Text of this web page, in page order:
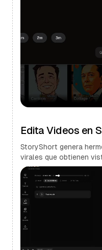
Edita Videos en
StoryShort genera
virales que obtienen